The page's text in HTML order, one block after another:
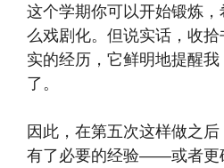
这个学期你可以开始锻炼
么戏剧化。但说实话，收
实的经历，它鲜明地提醒
了。
因此，在第五次这样做之
有了必要的经验——或者更